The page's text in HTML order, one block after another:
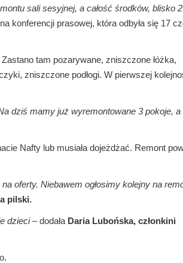
sali sesyjnej, a całość środków, blisko 2
konferencji prasowej, która odbyła się 17
tam pozarywane, zniszczone łóżka,
zniszczone podłogi. W pierwszej
dziś mamy już wyremontowane 3 pokoje, a
Nafty lub musiała dojeżdżać. Remont
oferty. Niebawem ogłosimy kolejny na
pilski.
dzieci– dodała Daria Lubońska, członkini